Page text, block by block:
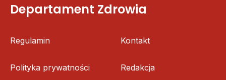
Departament Zdrowia
Regulamin Kontakt
Polityka prywatności Redakcja